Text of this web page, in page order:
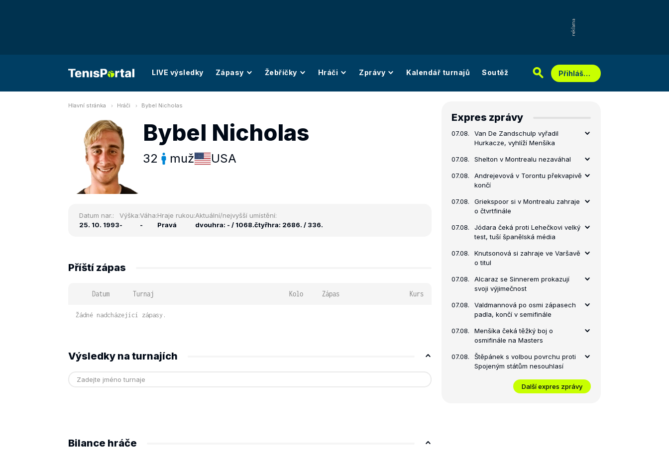
LIVE výsledky Zápasy Žebříčky Hráči Zprávy Kalendář turnajů Soutěž Přihlášení
Hlavní stránka Hráči Bybel Nicholas
Bybel Nicholas
32 muž USA
Datum nar.:
25. 10. 1993
Výška:
-
Váha:
-
Hraje rukou:
Pravá
Aktuální/nejvyšší umístění:
dvouhra: - / 1068.čtyřhra: 2686. / 336.
Příští zápas
Datum Turnaj Kolo Zápas Kurs
Žádné nadcházející zápasy.
Výsledky na turnajích
Bilance hráče
Expres zprávy
07.08.
Van De Zandschulp vyřadil
Hurkacze, vyhlíží Menšíka
07.08. Shelton v Montrealu nezaváhal
07.08.
Andrejevová v Torontu překvapivě
končí
07.08.
Griekspoor si v Montrealu zahraje
o čtvrtfinále
07.08.
Jódara čeká proti Lehečkovi velký
test, tuší španělská média
07.08.
Knutsonová si zahraje ve Varšavě
o titul
07.08.
Alcaraz se Sinnerem prokazují
svoji výjimečnost
07.08.
Valdmannová po osmi zápasech
padla, končí v semifinále
07.08.
Menšíka čeká těžký boj o
osmifinále na Masters
07.08.
Štěpánek s volbou povrchu proti
Spojeným státům nesouhlasí
Další expres zprávy